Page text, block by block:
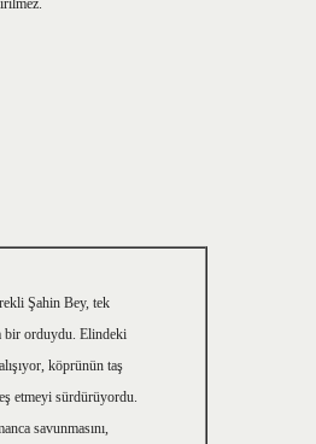
Şahin Bey, tek
bir orduydu. Elindeki
köprünün taş
etmeyi sürdürüyordu.
savunmasını,